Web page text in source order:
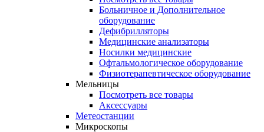
Больничное и Дополнительное
оборудование
Дефибрилляторы
Медицинские анализаторы
Носилки медицинские
Офтальмологическое оборудование
Физиотерапевтическое оборудование
Мельницы
Посмотреть все товары
Аксессуары
Метеостанции
Микроскопы